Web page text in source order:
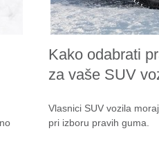
Kako odabrati
za vaše SUV
Vlasnici SUV vozila
pri izboru pravih guma.